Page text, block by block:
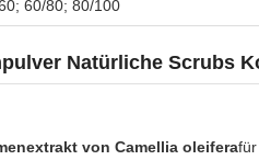
60/80; 80/100
Natürliche Scrubs
von Camellia oleifera